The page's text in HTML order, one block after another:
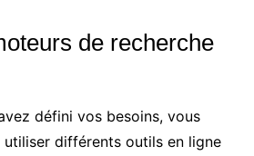
de recherche
défini vos besoins, vous
différents outils en ligne